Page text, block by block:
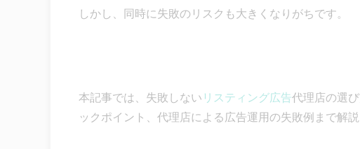
しかし、同時に失敗のリスクも大きくなりがちです。
本記事では、失敗しない リスティング広告代理店の選
ックポイント、代理店による広告運用の失敗例まで解説